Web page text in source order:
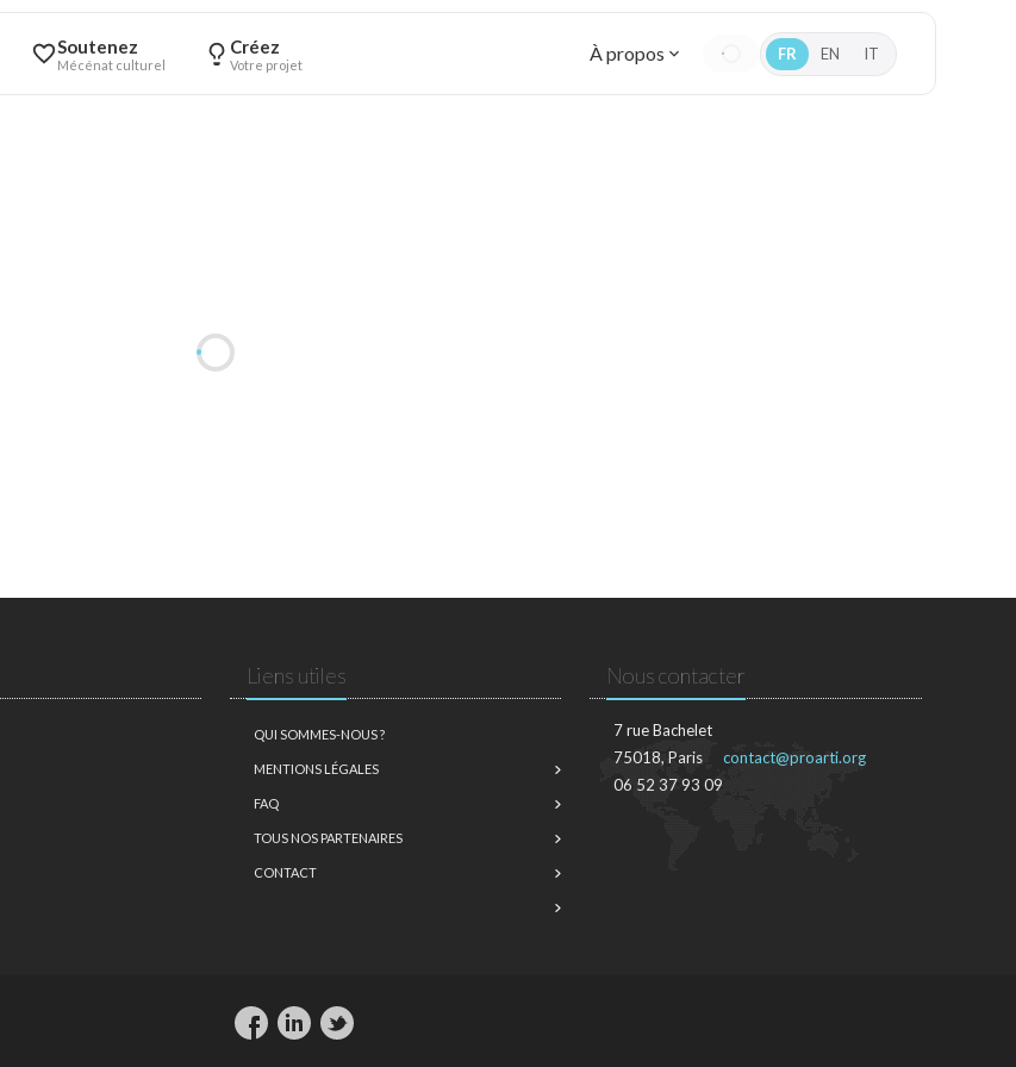
Soutenez
Mécénat culturel
Créez
Votre projet À propos FR EN IT
Liens utiles
QUI SOMMES-NOUS ?
MENTIONS LÉGALES
FAQ
TOUS NOS PARTENAIRES
CONTACT
Nous contacter
7 rue Bachelet
75018, Paris
06 52 37 93 09
contact@proarti.org